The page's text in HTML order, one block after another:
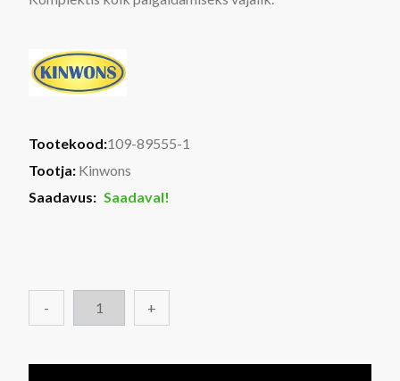
Tootekood:109-89555-1
Tootja: Kinwons
Saadavus: Saadaval!
- +